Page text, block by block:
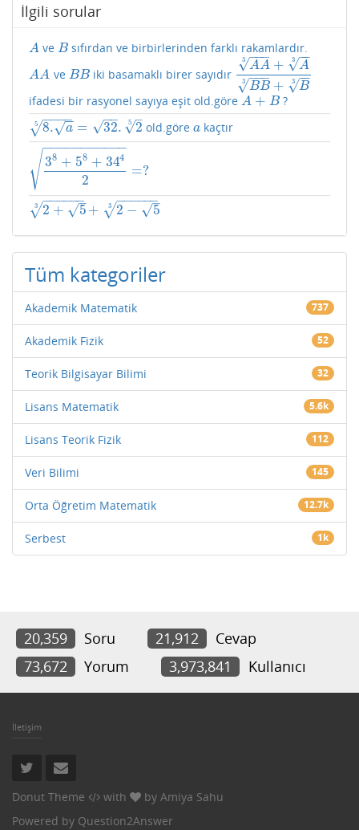
İlgili sorular
A
A ve B
B sıfırdan ve birbirlerinden farklı rakamlardır.
AA
AA ve BB
BB iki basamaklı birer sayıdır
AA
−−
−
√
3 + A
−
−
√
3
BB
−−
−
√
3 + B
−
−
√
3
AA3+A3BB3+B3
ifadesi bir rasyonel sayıya eşit old.göre A + B
A+ B ?
8. a
−
−
√
− −
−−
√
5 = 32
−−
√ . 2
–
√
5
8.a5=32. 25 old.göre a
akaçtır
38 + 58 + 344
2
− −
−−−−−−−−−
√ =?
3 8 +58+3442=?
2 + 5
–
√
− −
−−−−
√
3 + 2 − 5
–
√
− −
−−−−
√
3
2+53+2 −53
Tüm kategoriler
Akademik Matematik 737
Akademik Fizik 52
Teorik Bilgisayar Bilimi 32
Lisans Matematik 5.6k
Lisans Teorik Fizik 112
Veri Bilimi 145
Orta Öğretim Matematik 12.7k
Serbest 1k
20,359 Soru 21,912
Cevap
73,672
Yorum 3,973,841 Kullanıcı
İletişim
Donut Theme with by Amiya Sahu
Powered by Question2Answer